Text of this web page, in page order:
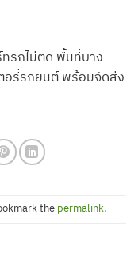
รถไม่ติด พื้นที่บาง
อรี่รถยนต์ พร้อมจัดส่ง
the permalink.